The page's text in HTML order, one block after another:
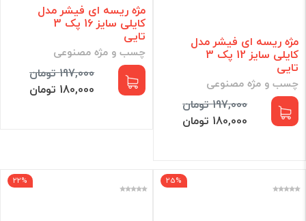
مژه ریسه ای فیشر مدل
کایلی سایز 12 پک 3
تایی
چسب و مژه مصنوعی
197,000 تومان
180,000 تومان
مژه ریسه ای فیشر مدل
کایلی سایز 16 پک 3
تایی
چسب و مژه مصنوعی
197,000 تومان
180,000 تومان
25%
22%